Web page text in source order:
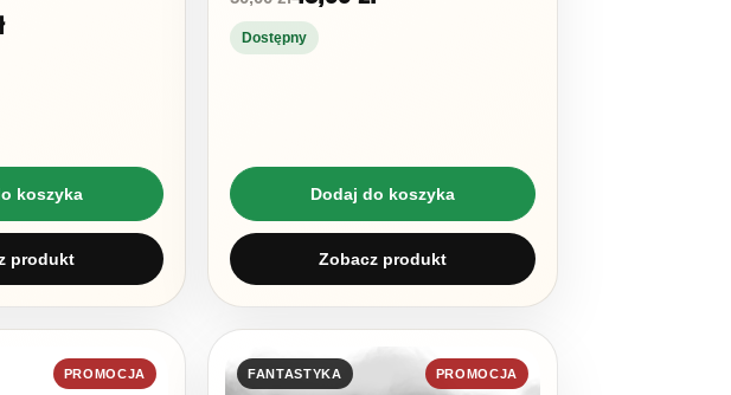
koszyka
produkt
Dostępny
Dodaj do koszyka
Zobacz produkt
PROMOCJA FANTASTYKA PROMOCJA